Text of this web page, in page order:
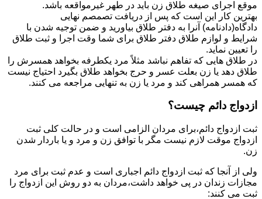
موقع اجرای صیغه طلاق زن باید در طهر غیرمواقعه باشد.
بهترین کار این است که پس از دریافت تصمصم نهایی
دادگاه(دادنامه) آنرا به دفتر طلاق بیاورید و ضمن توجیه شدن با
شرایط و لوازم طلاق دفتر طلاق برای شما وقت اجرا و ثبت طلاق
را تعیین نماید.
در طلاق هایی که تفاهم نباشد مثلاً مرد یکطرفه بخواهد همسرش را
طلاق دهد یا زن بعلت عسر و حرج بخواهد طلاق بگیرد احتیاج نیست
که همسر همراهی کند و مرد یا زن به تنهایی مراجعه می کنند.
ازدواج دائم چیست؟
ثبت ازدواج دائم،برای مردان الزامی است و در حالت کلی ثبت
ازدواج موقت لازم نیست مگر با توافق زن و مرد و یا باردار شدن
زن.
ولی از آنجا که ثبت ازدواج دائم اجباری است و عدم ثبت برای مرد
مجازات زندان در پی خواهد داشت،مردان به دو روش این ازدواج را
ثبت می کنند: